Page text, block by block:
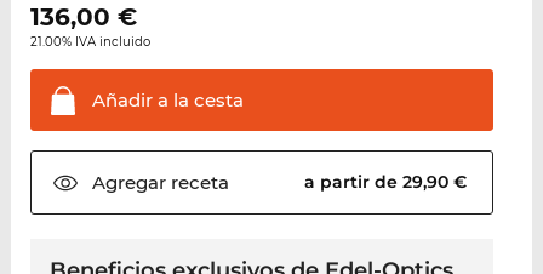
136,00 €
21.00% IVA incluido
Añadir a la cesta
Agregarreceta a partir de 29,90 €